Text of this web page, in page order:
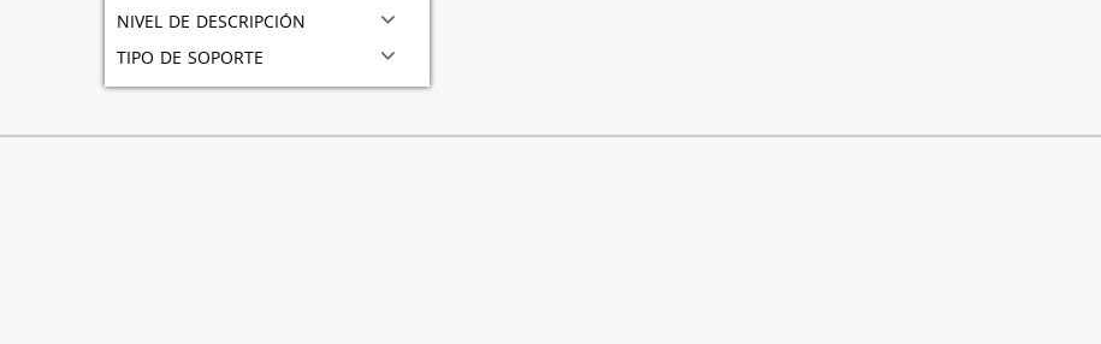
nivel de descripción
tipo de soporte